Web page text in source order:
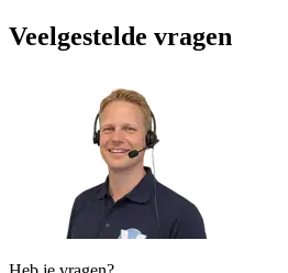
Veelgestelde vragen